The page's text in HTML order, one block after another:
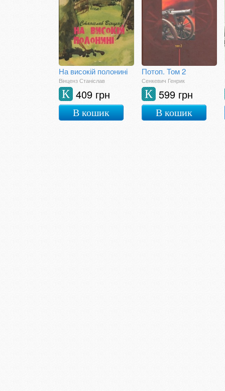
На високій полонині
Вінценз Станіслав
409 грн
К
В кошик
Потоп. Том 2
Сенкевич Генрик
599 грн
К
В кошик